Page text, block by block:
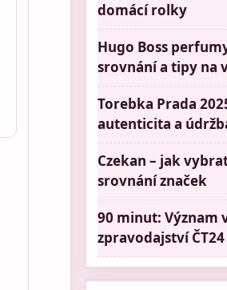
domácí rolky
Hugo Boss
srovnání a tipy na
Torebka Prada
autenticita a
Czekan – jak
srovnání značek
90 minut: Význam
zpravodajství ČT24